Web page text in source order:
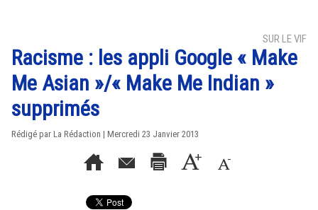
SUR LE VIF
Racisme : les appli Google « Make
Me Asian »/« Make Me Indian »
supprimés
Rédigé par La Rédaction | Mercredi 23 Janvier 2013